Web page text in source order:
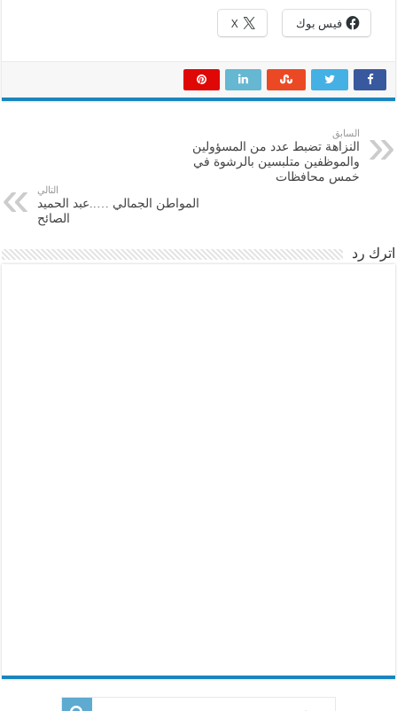
فيس بوك X
السابق
النزاهة تضبط عدد من المسؤولين
والموظفين متلبسين بالرشوة في
خمس محافظات
التالي
المواطن الجمالي …..عبد الحميد
الصائح
اترك رد